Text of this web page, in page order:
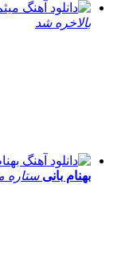
بالاخره شد
بهنام بانی ستاره